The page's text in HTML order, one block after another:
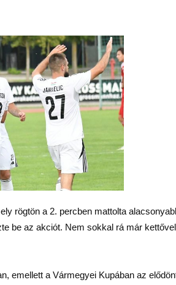
rögtön a 2. percben mattolta
be az akciót. Nem sokkal rá már
emellett a Vármegyei Kupában az